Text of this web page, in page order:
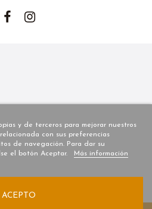
y de terceros para mejorar nuestros
con sus preferencias
de navegación. Para dar su
el botón Aceptar.
Más información
ACEPTO